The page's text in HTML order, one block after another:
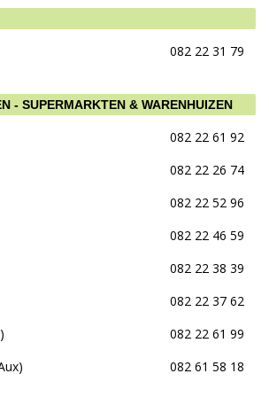
082 22 31 79
- SUPERMARKTEN & WARENHUIZEN
082 22 61 92
082 22 26 74
082 22 52 96
082 22 46 59
082 22 38 39
082 22 37 62
082 22 61 99
082 61 58 18